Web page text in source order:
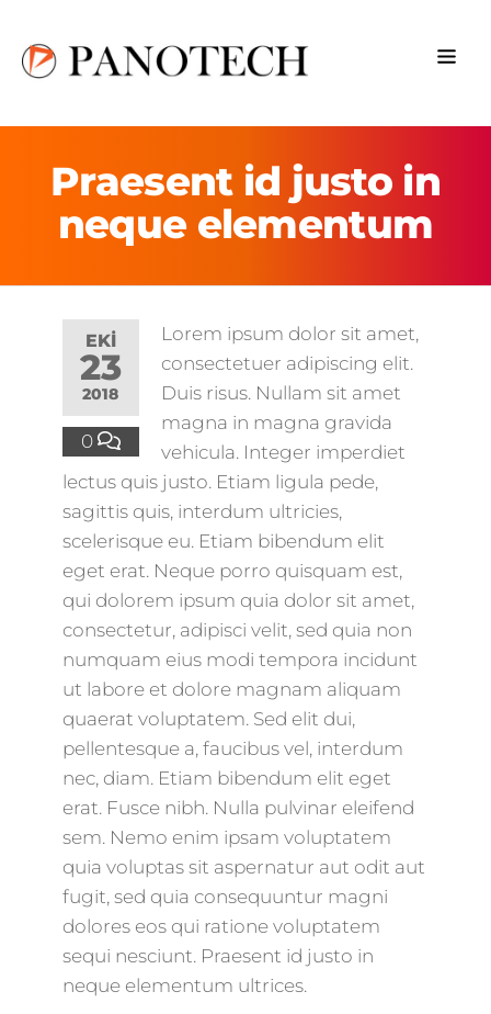
Praesent id justo in
neque elementum
EKI
23
2018
0
Lorem ipsum dolor sit amet,
consectetuer adipiscing elit.
Duis risus. Nullam sit amet
magna in magna gravida
vehicula. Integer imperdiet
lectus quis justo. Etiam ligula pede,
sagittis quis, interdum ultricies,
scelerisque eu. Etiam bibendum elit
eget erat. Neque porro quisquam est,
qui dolorem ipsum quia dolor sit amet,
consectetur, adipisci velit, sed quia non
numquam eius modi tempora incidunt
ut labore et dolore magnam aliquam
quaerat voluptatem. Sed elit dui,
pellentesque a, faucibus vel, interdum
nec, diam. Etiam bibendum elit eget
erat. Fusce nibh. Nulla pulvinar eleifend
sem. Nemo enim ipsam voluptatem
quia voluptas sit aspernatur aut odit aut
fugit, sed quia consequuntur magni
dolores eos qui ratione voluptatem
sequi nesciunt. Praesent id justo in
neque elementum ultrices.